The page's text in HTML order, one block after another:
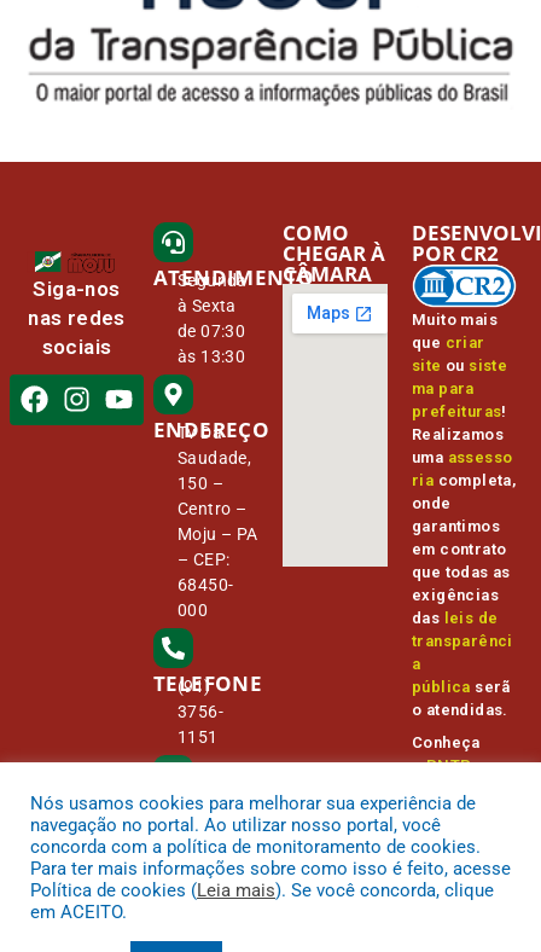
Siga-nos
nas redes
sociais
ATENDIMENTO
Segunda
à Sexta
de 07:30
às 13:30
ENDEREÇO
Tv Da
Saudade,
150 –
Centro –
Moju – PA
– CEP:
68450-
000
TELEFONE
(91)
3756-
1151
E-MAIL
camara@
cmmoju.p
a.gov.br
COMO
CHEGAR À
CÂMARA
Muito mais
que criar
site ou siste
ma para
prefeituras!
Realizamos
uma assesso
ria completa,
onde
garantimos
em contrato
que todas as
exigências
das leis de
transparênci
a
pública serã
o atendidas.
Conheça
oPNTPe
Transparênc
ia Pública
POR CR2
Nós usamos cookies para melhorar sua experiência de
navegação no portal. Ao utilizar nosso portal, você
concorda com a política de monitoramento de cookies.
Para ter mais informações sobre como isso é feito, acesse
Política de cookies (Leia mais). Se você concorda, clique
em ACEITO.